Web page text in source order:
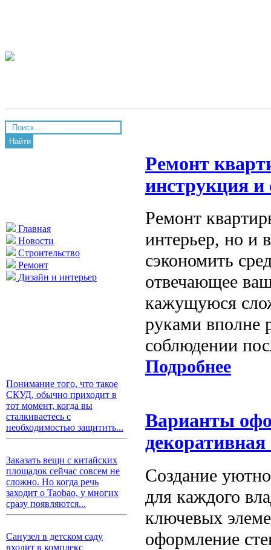
Найти
Главная
Новости
Строительство
Ремонт
Дизайн и интерьер
Понимание того, что такое
СКУД, обычно приходит в
тот момент, когда вы
сталкиваетесь с
необходимостью защитить...
Заказать вещи с китайских
площадок сейчас совсем не
сложно. Но когда речь
заходит о Taobao, у многих
сразу появляются...
Санузел в детском саду
входит в комплекс
Ремонт
инструкция и
Ремонт
интерьер, но и
сэкономить
отвечающее
кажущуюся
руками вполне
соблюдении
Подробнее
Варианты
Создание
для каждого
ключевых
оформление